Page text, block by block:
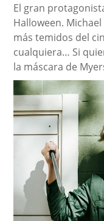
El gran
Halloween.
más temidos del
cualquiera… Si
la máscara de